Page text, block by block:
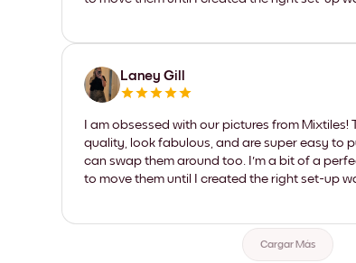
Laney Gill
I am obsessed with our pictures from Mixtiles!
quality, look fabulous, and are super easy to
can swap them around too. I'm a bit of a
to move them until I created the right set-up
Cargar Más